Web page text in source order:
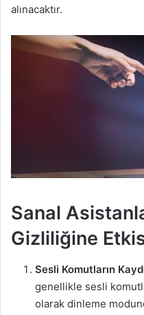
alınacaktır.
Sanal
Gizliliğine
Sesli Komutların
genellikle sesli
olarak dinleme